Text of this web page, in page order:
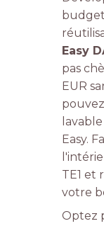
Easy
pas
EUR
Easy.
TE1 et
votre
Optez